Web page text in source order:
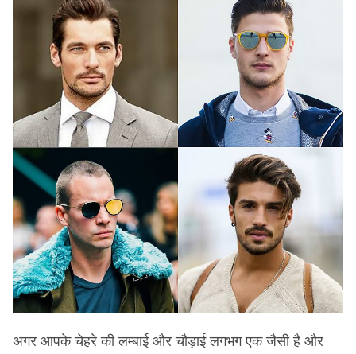
अगर आपके चेहरे की लम्बाई और चौड़ाई लगभग एक जैसी है और